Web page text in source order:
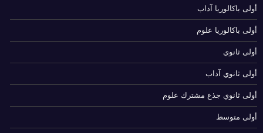
أولى باكالوريا آداب
أولى باكالوريا علوم
أولى ثانوي
أولى ثانوي آداب
أولى ثانوي جذع مشترك علوم
أولى متوسط